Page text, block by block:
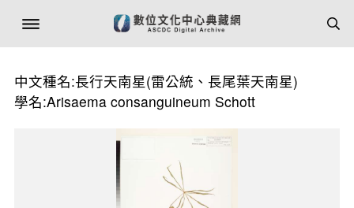
中文種名:長行天南星(雷公統、長尾葉天南星)
學名:Arisaema consanguineum Schott